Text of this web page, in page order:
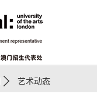
艺术动态